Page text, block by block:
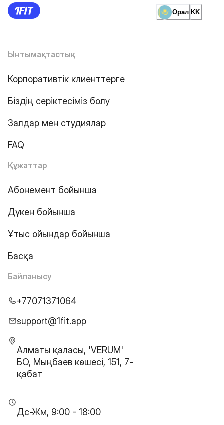
Орал KK
Ынтымақтастық
Корпоративтік клиенттерге
Біздің серіктесіміз болу
Залдар мен студиялар
FAQ
Құжаттар
Абонемент бойынша
Дүкен бойынша
Ұтыс ойындар бойынша
Басқа
Байланысу
+77071371064
support@1fit.app
Алматы қаласы, 'VERUM'
БО, Мыңбаев көшесі, 151, 7-
қабат
Дс-Жм, 9:00 - 18:00